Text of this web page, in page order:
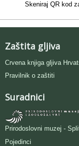
Skeniraj QR kod
Zaštita gljiva
Crvena knjiga gljiva
Pravilnik o zaštiti
Suradnici
Prirodoslovni muzej -
Pojedinci